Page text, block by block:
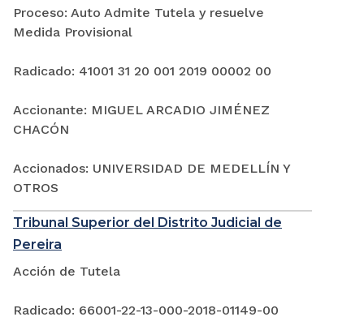
Proceso: Auto Admite Tutela y resuelve
Medida Provisional
Radicado: 41001 31 20 001 2019 00002 00
Accionante: MIGUEL ARCADIO JIMÉNEZ
CHACÓN
Accionados: UNIVERSIDAD DE MEDELLÍN Y
OTROS
Tribunal Superior del Distrito Judicial de
Pereira
Acción de Tutela
Radicado: 66001-22-13-000-2018-01149-00